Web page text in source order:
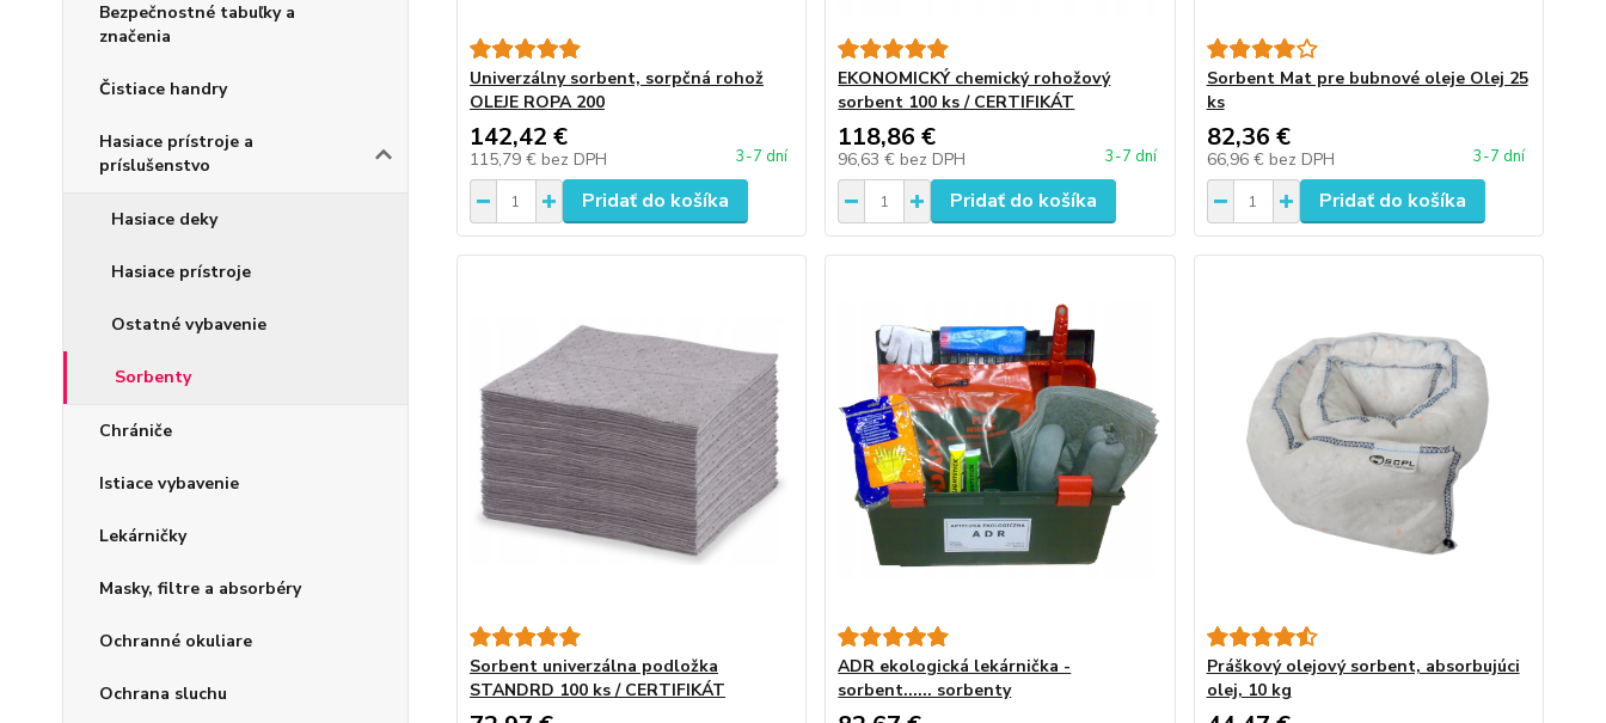
Bezpečnostné tabuľky a
značenia
Čistiace handry
Hasiace prístroje a
príslušenstvo
Hasiace deky
Hasiace prístroje
Ostatné vybavenie
Sorbenty
Chrániče
Istiace vybavenie
Lekárničky
Masky, filtre a absorbéry
Ochranné okuliare
Ochrana sluchu
Univerzálny sorbent, sorpčná rohož
OLEJE ROPA 200
142,42 €
115,79 € bez DPH 3-7 dní
Pridať do košíka
EKONOMICKÝ chemický rohožový
sorbent 100 ks / CERTIFIKÁT
118,86 €
96,63 € bez DPH 3-7 dní
Pridať do košíka
Sorbent Mat pre bubnové oleje Olej 25
ks
82,36 €
66,96 € bez DPH 3-7 dní
Pridať do košíka
Sorbent univerzálna podložka
STANDRD 100 ks / CERTIFIKÁT
ADR ekologická lekárnička -
sorbent...... sorbenty
Práškový olejový sorbent, absorbujúci
olej, 10 kg